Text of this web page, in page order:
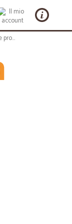
La nature protezione alla citronella spray ml.90